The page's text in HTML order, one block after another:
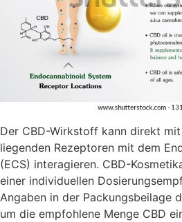
Der CBD-Wirkstoff kann direkt
liegenden Rezeptoren mit dem
(ECS) interagieren. CBD-
einer individuellen
Angaben in der Packungsbeilage
um die empfohlene Menge CBD